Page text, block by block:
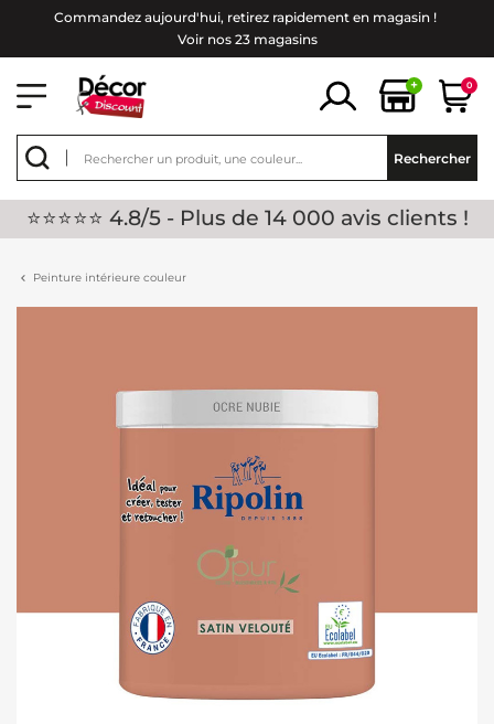
Commandez aujourd'hui, retirez rapidement en magasin !
Voir nos 23 magasins
+ 0
Rechercher
⭐⭐⭐⭐⭐ 4.8/5 - Plus de 14 000 avis clients !
Peinture intérieure couleur